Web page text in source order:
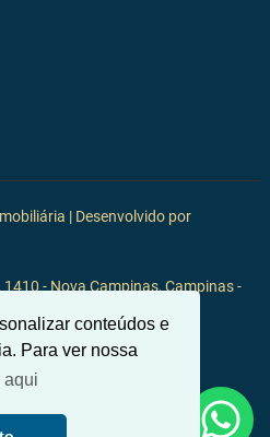
conteúdos e
Para ver nossa
aqui
| Desenvolvido por
- Nova Campinas, Campinas -